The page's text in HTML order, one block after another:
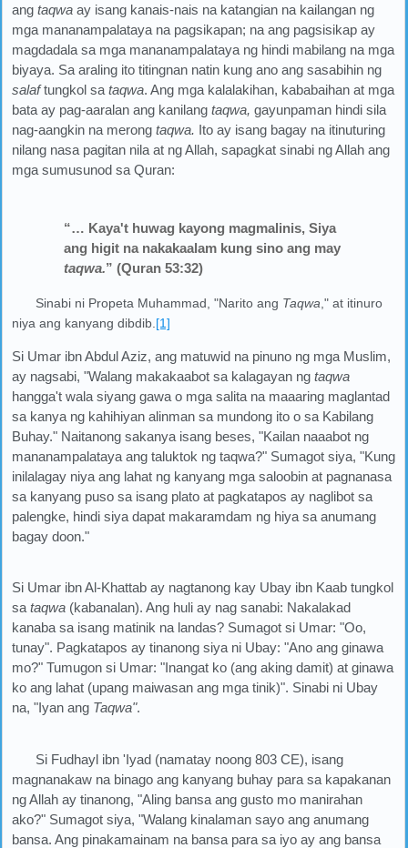
ang taqwa ay isang kanais-nais na katangian na kailangan ng
mga mananampalataya na pagsikapan; na ang pagsisikap ay
magdadala sa mga mananampalataya ng hindi mabilang na mga
biyaya. Sa araling ito titingnan natin kung ano ang sasabihin ng
salaftungkol sa taqwa. Ang mga kalalakihan, kababaihan at mga
bata ay pag-aaralan ang kanilang taqwa, gayunpaman hindi sila
nag-aangkin na merong taqwa. Ito ay isang bagay na itinuturing
nilang nasa pagitan nila at ng Allah, sapagkat sinabi ng Allah ang
mga sumusunod sa Quran:
“… Kaya't huwag kayong magmalinis, Siya
ang higit na nakakaalam kung sino ang may
taqwa.” (Quran 53:32)
Sinabi ni Propeta Muhammad, "Narito ang Taqwa," at itinuro
niya ang kanyang dibdib.[1]
Si Umar ibn Abdul Aziz, ang matuwid na pinuno ng mga Muslim,
ay nagsabi, "Walang makakaabot sa kalagayan ng taqwa
hangga't wala siyang gawa o mga salita na maaaring maglantad
sa kanya ng kahihiyan alinman sa mundong ito o sa Kabilang
Buhay." Naitanong sakanya isang beses, "Kailan naaabot ng
mananampalataya ang taluktok ng taqwa?" Sumagot siya, "Kung
inilalagay niya ang lahat ng kanyang mga saloobin at pagnanasa
sa kanyang puso sa isang plato at pagkatapos ay naglibot sa
palengke, hindi siya dapat makaramdam ng hiya sa anumang
bagay doon."
Si Umar ibn Al-Khattab ay nagtanong kay Ubay ibn Kaab tungkol
sa taqwa (kabanalan). Ang huli ay nag sanabi: Nakalakad
kanaba sa isang matinik na landas? Sumagot si Umar: "Oo,
tunay". Pagkatapos ay tinanong siya ni Ubay: "Ano ang ginawa
mo?" Tumugon si Umar: "Inangat ko (ang aking damit) at ginawa
ko ang lahat (upang maiwasan ang mga tinik)". Sinabi ni Ubay
na, "Iyan ang Taqwa".
Si Fudhayl ​​ibn 'Iyad (namatay noong 803 CE), isang
magnanakaw na binago ang kanyang buhay para sa kapakanan
ng Allah ay tinanong, "Aling bansa ang gusto mo manirahan
ako?" Sumagot siya, "Walang kinalaman sayo ang anumang
bansa. Ang pinakamainam na bansa para sa iyo ay ang bansa